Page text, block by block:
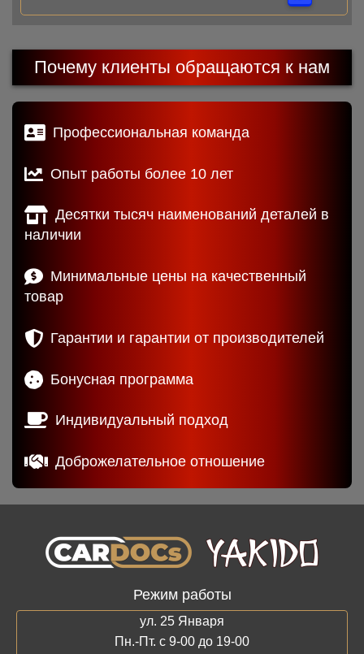
Почему клиенты обращаются к нам
Профессиональная команда
Опыт работы более 10 лет
Десятки тысяч наименований деталей в
наличии
Минимальные цены на качественный
товар
Гарантии и гарантии от производителей
Бонусная программа
Индивидуальный подход
Доброжелательное отношение
Режим работы
ул. 25 Января
Пн.-Пт. с 9-00 до 19-00